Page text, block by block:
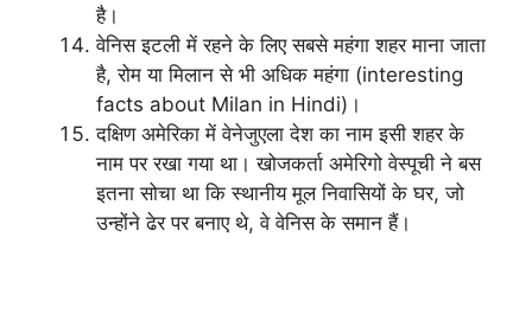
है।
वेनिस इटली में रहने के लिए सबसे महंगा शहर माना जाता
है, रोम या मिलान से भी अधिक महंगा (interesting
facts about Milan in Hindi)।
दक्षिण अमेरिका में वेनेजुएला देश का नाम इसी शहर के
नाम पर रखा गया था। खोजकर्ता अमेरिगो वेस्पूची ने बस
इतना सोचा था कि स्थानीय मूल निवासियों के घर, जो
उन्होंने ढेर पर बनाए थे, वे वेनिस के समान हैं।